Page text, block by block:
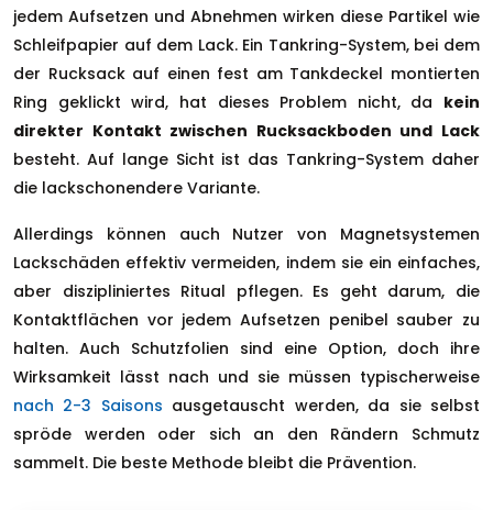
jedem Aufsetzen und Abnehmen wirken diese Partikel wie
Schleifpapier auf dem Lack. Ein Tankring-System, bei dem
der Rucksack auf einen fest am Tankdeckel montierten
Ring geklickt wird, hat dieses Problem nicht, da kein
direkter Kontakt zwischen Rucksackboden und Lack
besteht. Auf lange Sicht ist das Tankring-System daher
die lackschonendere Variante.
Allerdings können auch Nutzer von Magnetsystemen
Lackschäden effektiv vermeiden, indem sie ein einfaches,
aber diszipliniertes Ritual pflegen. Es geht darum, die
Kontaktflächen vor jedem Aufsetzen penibel sauber zu
halten. Auch Schutzfolien sind eine Option, doch ihre
Wirksamkeit lässt nach und sie müssen typischerweise
nach 2-3 Saisons ausgetauscht werden, da sie selbst
spröde werden oder sich an den Rändern Schmutz
sammelt. Die beste Methode bleibt die Prävention.